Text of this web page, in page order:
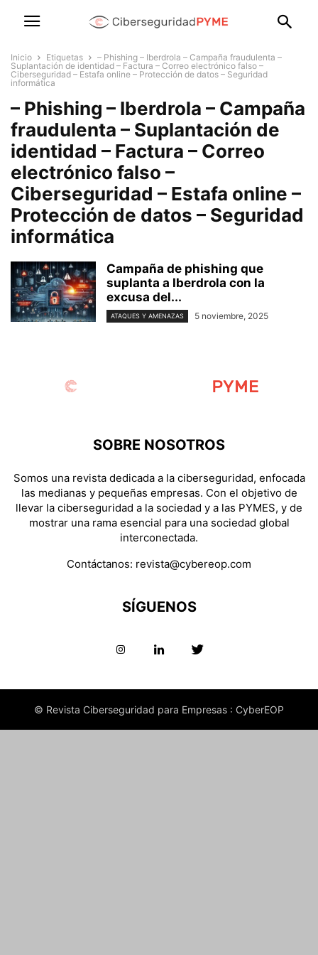
Inicio Etiquetas
– Phishing – Iberdrola – Campaña fraudulenta –
Suplantación de identidad – Factura – Correo electrónico falso –
Ciberseguridad – Estafa online – Protección de datos – Seguridad
informática
– Phishing – Iberdrola – Campaña
fraudulenta – Suplantación de
identidad – Factura – Correo
electrónico falso –
Ciberseguridad – Estafa online –
Protección de datos – Seguridad
informática
Campaña de phishing que
suplanta a Iberdrola con la
excusa del...
ATAQUES Y AMENAZAS 5 noviembre, 2025
SOBRE NOSOTROS
Somos una revista dedicada a la ciberseguridad, enfocada
las medianas y pequeñas empresas. Con el objetivo de
llevar la ciberseguridad a la sociedad y a las PYMES, y de
mostrar una rama esencial para una sociedad global
interconectada.
Contáctanos: revista@cybereop.com
SÍGUENOS
© Revista Ciberseguridad para Empresas : CyberEOP